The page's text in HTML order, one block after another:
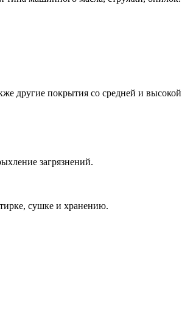
другие покрытия со средней и высокой
загрязнений.
сушке и хранению.